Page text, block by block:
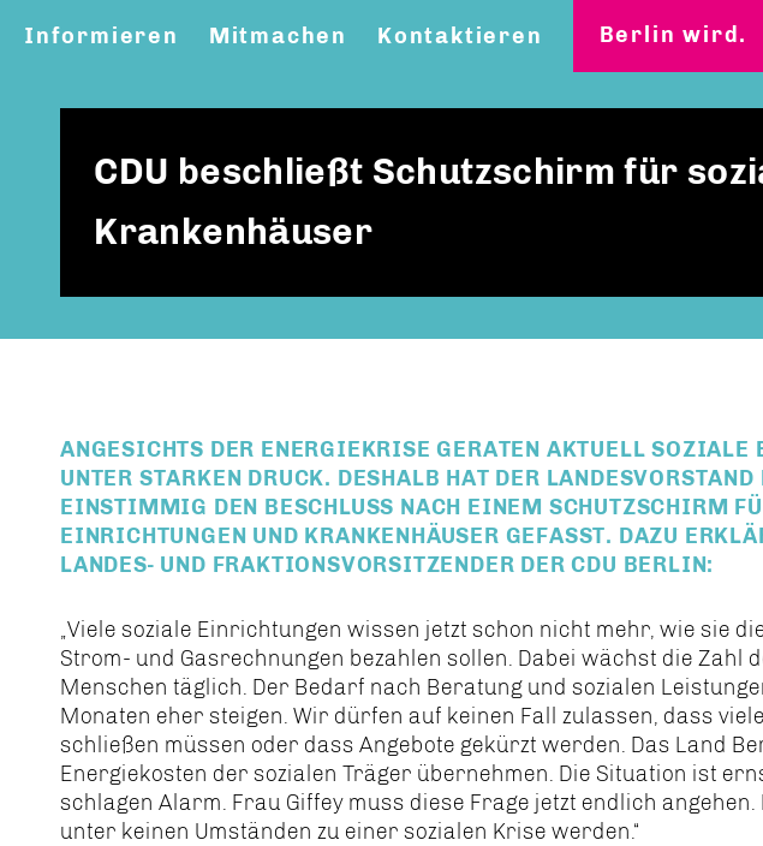
Informieren Mitmachen Kontaktieren Berlin wird.
CDU beschließt Schutzschirm für
Krankenhäuser
ANGESICHTS DER ENERGIEKRISE GERATEN AKTUELL SOZIALE
UNTER STARKEN DRUCK. DESHALB HAT DER
EINSTIMMIG DEN BESCHLUSS NACH EINEM SCHUTZSCHIRM
EINRICHTUNGEN UND KRANKENHÄUSER GEFASST. DAZU
LANDES- UND FRAKTIONSVORSITZENDER DER CDU BERLIN:
Viele soziale Einrichtungen wissen jetzt schon nicht mehr, wie sie
Strom- und Gasrechnungen bezahlen sollen. Dabei wächst die Zahl
Menschen täglich. Der Bedarf nach Beratung und sozialen
Monaten eher steigen. Wir dürfen auf keinen Fall zulassen, dass
schließen müssen oder dass Angebote gekürzt werden. Das Land
Energiekosten der sozialen Träger übernehmen. Die Situation ist
schlagen Alarm. Frau Giffey muss diese Frage jetzt endlich
unter keinen Umständen zu einer sozialen Krise werden.“